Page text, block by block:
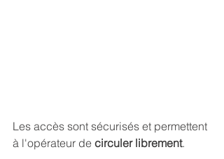
Les accès sont sécurisés et permettent
à l'opérateur de circuler librement.